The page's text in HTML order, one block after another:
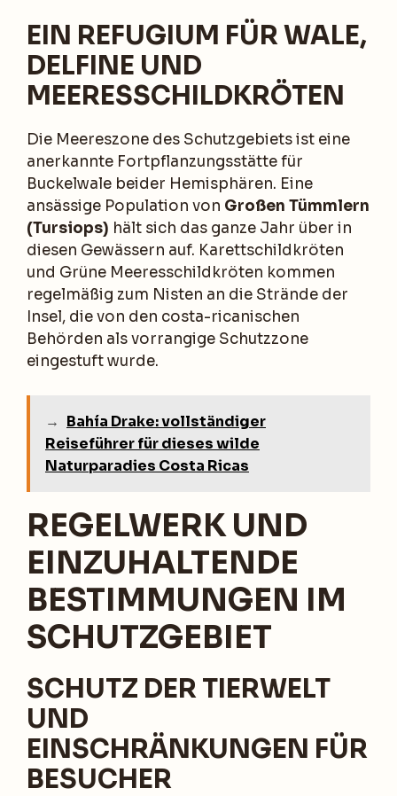
EIN REFUGIUM FÜR WALE,
DELFINE UND
MEERESSCHILDKRÖTEN
Die Meereszone des Schutzgebiets ist eine
anerkannte Fortpflanzungsstätte für
Buckelwale beider Hemisphären. Eine
ansässige Population von Großen Tümmlern
(Tursiops) hält sich das ganze Jahr über in
diesen Gewässern auf. Karettschildkröten
und Grüne Meeresschildkröten kommen
regelmäßig zum Nisten an die Strände der
Insel, die von den costa-ricanischen
Behörden als vorrangige Schutzzone
eingestuft wurde.
→ Bahía Drake: vollständiger
Reiseführer für dieses wilde
Naturparadies Costa Ricas
REGELWERK UND
EINZUHALTENDE
BESTIMMUNGEN IM
SCHUTZGEBIET
SCHUTZ DER TIERWELT
UND
EINSCHRÄNKUNGEN FÜR
BESUCHER